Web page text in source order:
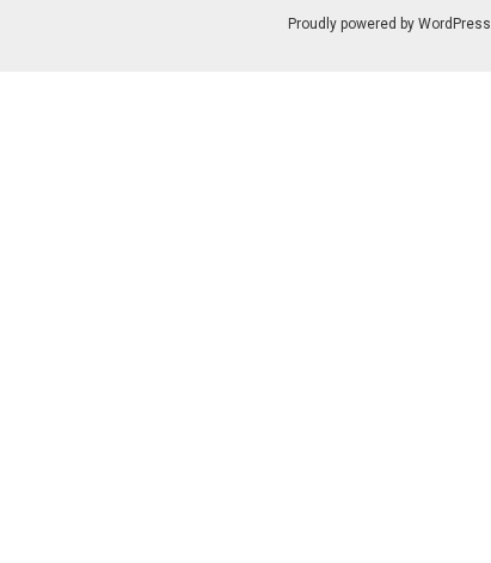
Proudly powered by WordPress